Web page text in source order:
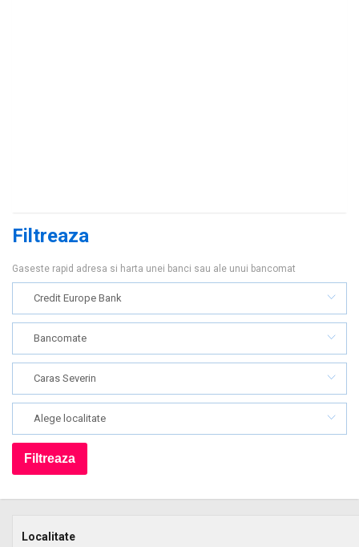
Filtreaza
Gaseste rapid adresa si harta unei banci sau ale unui bancomat
Credit Europe Bank
Bancomate
Caras Severin
Alege localitate
Localitate